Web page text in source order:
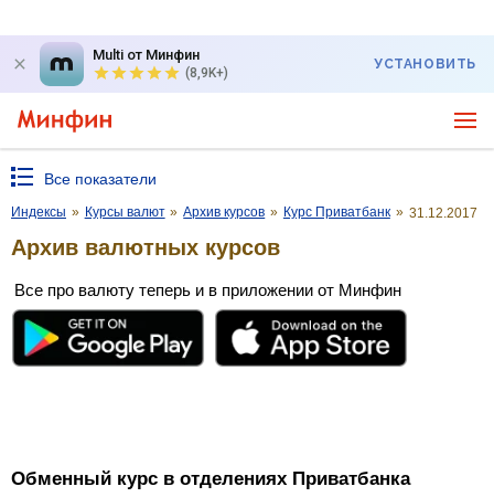
Multi от Минфин
(8,9K+)
УСТАНОВИТЬ
Все показатели
Индексы » Курсы валют » Архив курсов » Курс Приватбанк » 31.12.2017
Архив валютных курсов
Все про валюту теперь и в приложении от Минфин
Обменный курс в отделениях Приватбанка